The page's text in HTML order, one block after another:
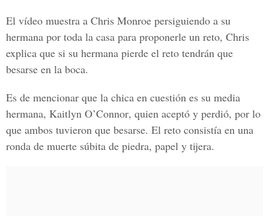
El vídeo muestra a Chris Monroe persiguiendo a su
hermana por toda la casa para proponerle un reto, Chris
explica que si su hermana pierde el reto tendrán que
besarse en la boca.
Es de mencionar que la chica en cuestión es su media
hermana, Kaitlyn O’Connor, quien aceptó y perdió, por lo
que ambos tuvieron que besarse. El reto consistía en una
ronda de muerte súbita de piedra, papel y tijera.